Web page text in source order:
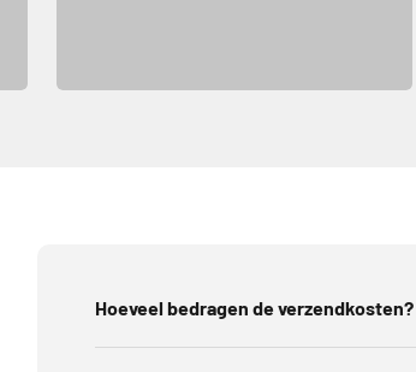
Hoeveel bedragen de verzendkosten?